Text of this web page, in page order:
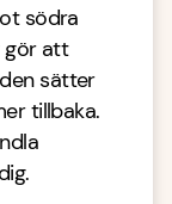
södra
gör att
sätter
tillbaka.